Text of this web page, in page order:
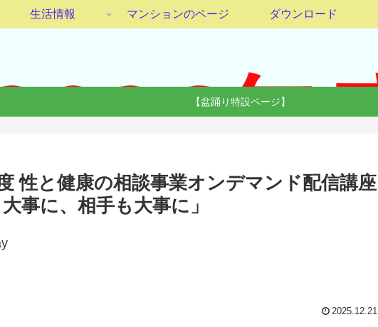
生活情報 マンションのページ ダウンロード
【盆踊り特設ページ】
性と健康の相談事業オンデマンド配信講座
事に、相手も大事に」
2025.12.21